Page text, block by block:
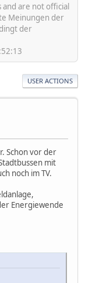
are not official
Meinungen der
der
USER ACTIONS
Schon vor der
mit
noch im TV.
Energiewende